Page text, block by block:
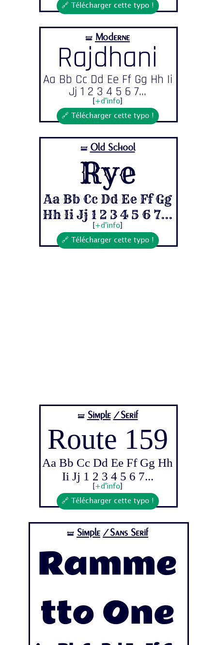
🔗 Télécharger cette typo !
🝛 Moderne
Rajdhani
Aa Bb Cc Dd Ee Ff Gg Hh Ii
Jj 1 2 3 4 5 6 7...
+d'info
🔗 Télécharger cette typo !
🝛 Old School
Rye
Aa Bb Cc Dd Ee Ff Gg
Hh Ii Jj 1 2 3 4 5 6 7...
+d'info
🔗 Télécharger cette typo !
🝛 Simple /Serif
Route 159
Aa Bb Cc Dd Ee Ff Gg Hh
Ii Jj 1 2 3 4 5 6 7...
+d'info
🔗 Télécharger cette typo !
🝛 Simple /Sans Serif
Ramme
tto One